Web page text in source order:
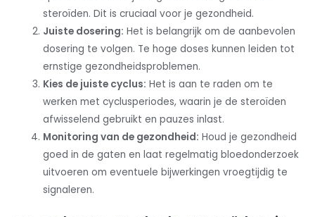
steroïden. Dit is cruciaal voor je gezondheid.
Juiste dosering: Het is belangrijk om de aanbevolen
dosering te volgen. Te hoge doses kunnen leiden tot
ernstige gezondheidsproblemen.
Kies de juiste cyclus: Het is aan te raden om te
werken met cyclusperiodes, waarin je de steroïden
afwisselend gebruikt en pauzes inlast.
Monitoring van de gezondheid: Houd je gezondheid
goed in de gaten en laat regelmatig bloedonderzoek
uitvoeren om eventuele bijwerkingen vroegtijdig te
signaleren.